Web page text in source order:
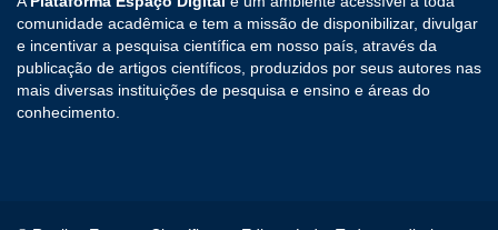
comunidade acadêmica e tem a missão de disponibilizar, divulgar
e incentivar a pesquisa científica em nosso país, através da
publicação de artigos científicos, produzidos por seus autores nas
mais diversas instituições de pesquisa e ensino e áreas do
conhecimento.